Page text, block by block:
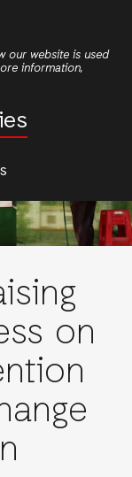
our website is used
information,
on